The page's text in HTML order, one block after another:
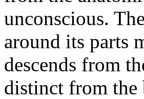
unconscious.
around its parts
descends from
distinct from the